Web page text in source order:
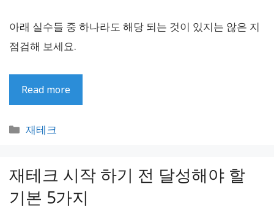
아래 실수들 중 하나라도 해당 되는 것이 있지는 않은 지
점검해 보세요.
Read more
카
리
재테크
재테크 시작 하기 전 달성해야 할
기본 5가지